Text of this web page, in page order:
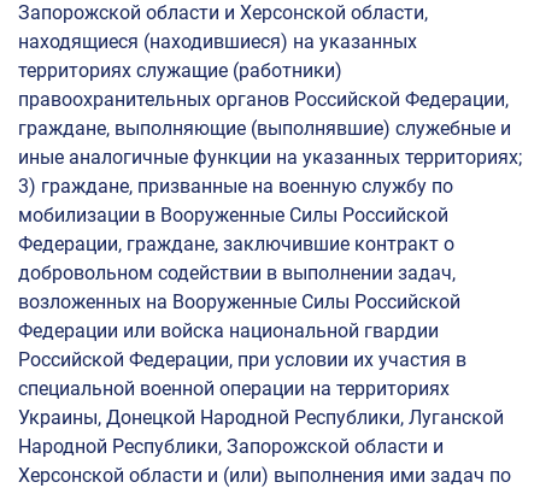
Минимальное количество баллов
Прием на целевое обучение
Основная информация о целевом обучении в УУНиТ
Инструкция по работе в ЛК работодателя в части организации
целевого обучения
О целевом обучении от Министерства науки и высшего
образования РФ
Списки
Конкурсные списки
Списки по поступлению
Вступительные испытания
Запорожской области и Херсонской области,
находящиеся (находившиеся) на указанных
территориях служащие (работники)
правоохранительных органов Российской Федерации,
граждане, выполняющие (выполнявшие) служебные и
иные аналогичные функции на указанных территориях;
3) граждане, призванные на военную службу по
мобилизации в Вооруженные Силы Российской
Федерации, граждане, заключившие контракт о
добровольном содействии в выполнении задач,
возложенных на Вооруженные Силы Российской
Федерации или войска национальной гвардии
Российской Федерации, при условии их участия в
специальной военной операции на территориях
Украины, Донецкой Народной Республики, Луганской
Народной Республики, Запорожской области и
Херсонской области и (или) выполнения ими задач по